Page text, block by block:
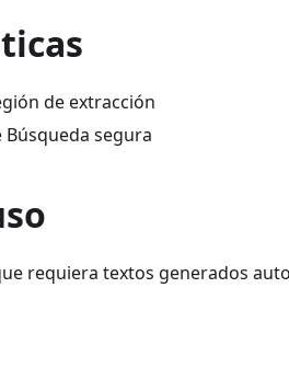
de extracción
segura
requiera textos generados